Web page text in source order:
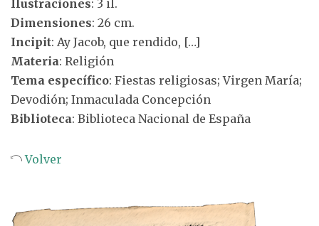
Ilustraciones: 3 il.
Dimensiones: 26 cm.
Incipit: Ay Jacob, que rendido, […]
Materia: Religión
Tema específico: Fiestas religiosas; Virgen María;
Devodión; Inmaculada Concepción
Biblioteca: Biblioteca Nacional de España
Volver